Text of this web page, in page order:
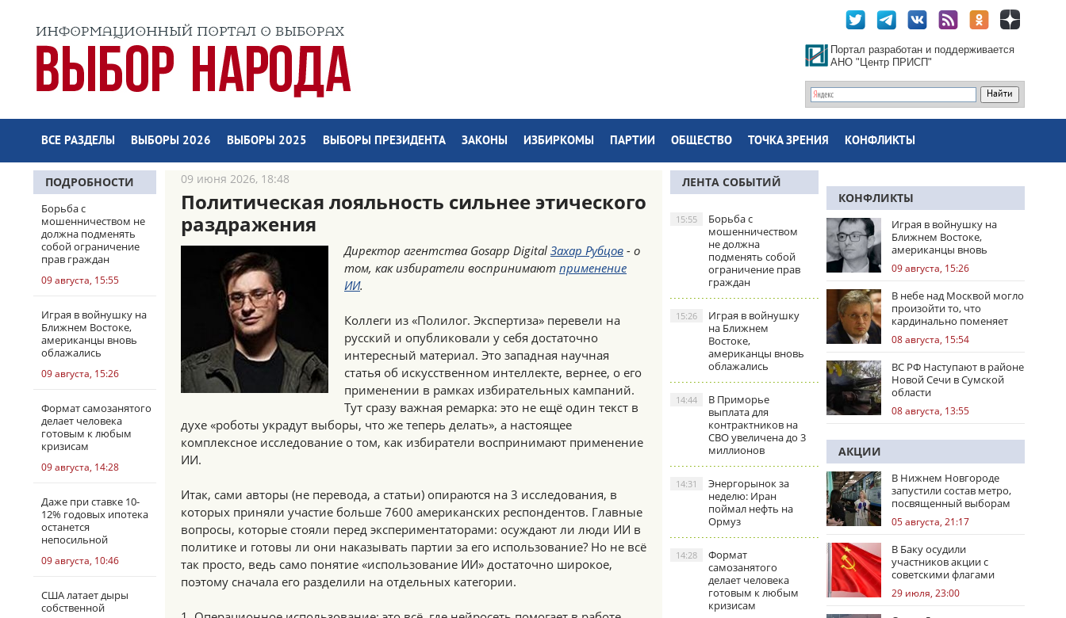
Портал разработан и поддерживается
АНО "Центр ПРИСП"
ВСЕ РАЗДЕЛЫ ВЫБОРЫ 2026 ВЫБОРЫ 2025 ВЫБОРЫ ПРЕЗИДЕНТА ЗАКОНЫ ИЗБИРКОМЫ ПАРТИИ ОБЩЕСТВО ТОЧКА ЗРЕНИЯ КОНФЛИКТЫ
ПОДРОБНОСТИ
Борьба с
мошенничеством не
должна подменять
собой ограничение
прав граждан
09 августа, 15:55
Играя в войнушку на
Ближнем Востоке,
американцы вновь
облажались
09 августа, 15:26
Формат самозанятого
делает человека
готовым к любым
кризисам
09 августа, 14:28
Даже при ставке 10-
12% годовых ипотека
останется
непосильной
09 августа, 10:46
США латает дыры
собственной
09 июня 2026, 18:48
Политическая лояльность сильнее этического
раздражения
Директор агентства Gosapp Digital Захар Рубцов - о
том, как избиратели воспринимают применение
ИИ.
Коллеги из «Полилог. Экспертиза» перевели на
русский и опубликовали у себя достаточно
интересный материал. Это западная научная
статья об искусственном интеллекте, вернее, о его
применении в рамках избирательных кампаний.
Тут сразу важная ремарка: это не ещё один текст в
духе «роботы украдут выборы, что же теперь делать», а настоящее
комплексное исследование о том, как избиратели воспринимают применение
ИИ.
Итак, сами авторы (не перевода, а статьи) опираются на 3 исследования, в
которых приняли участие больше 7600 американских респондентов. Главные
вопросы, которые стояли перед экспериментаторами: осуждают ли люди ИИ в
политике и готовы ли они наказывать партии за его использование? Но не всё
так просто, ведь само понятие «использование ИИ» достаточно широкое,
поэтому сначала его разделили на отдельных категории.
ЛЕНТА СОБЫТИЙ
Борьба с
мошенничеством
не должна
подменять собой
ограничение прав
граждан
15:55
Играя в войнушку
на Ближнем
Востоке,
американцы вновь
облажались
15:26
В Приморье
выплата для
контрактников на
СВО увеличена до 3
миллионов
14:44
Энергорынок за
неделю: Иран
поймал нефть на
Ормуз
14:31
Формат
самозанятого
делает человека
готовым к любым
кризисам
14:28
КОНФЛИКТЫ
Играя в войнушку на
Ближнем Востоке,
американцы вновь
облажались
09 августа, 15:26
В небе над Москвой могло
произойти то, что
кардинально поменяет
правила игры
08 августа, 15:54
ВС РФ Наступают в районе
Новой Сечи в Сумской
области
08 августа, 13:55
АКЦИИ
В Нижнем Новгороде
запустили состав метро,
посвященный выборам
05 августа, 21:17
В Баку осудили
участников акции с
советскими флагами
29 июля, 23:00